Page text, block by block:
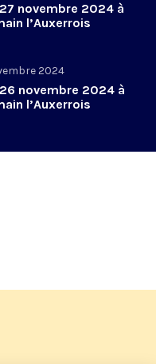
novembre 2024 à
l’Auxerrois
2024
novembre 2024 à
l’Auxerrois